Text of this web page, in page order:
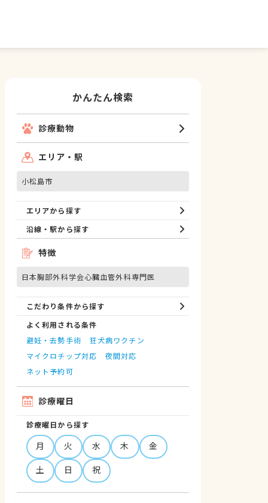
かんたん検索
診療動物
エリア・駅
小松島市
エリアから探す
沿線・駅から探す
特徴
日本胸部外科学会心臓血管外科専門医
こだわり条件から探す
よく利用される条件
避妊・去勢手術
狂犬病ワクチン
マイクロチップ対応
夜間対応
ネット予約可
診療曜日
診療曜日から探す
月 火 水 木
金
土
日 祝